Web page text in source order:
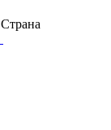
Страна